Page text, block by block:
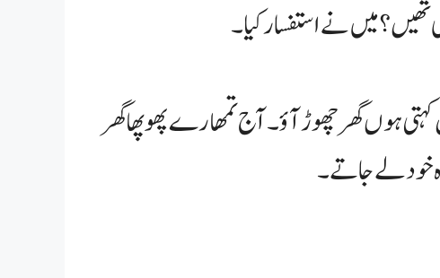
میں نے استفسار کیا۔
ہوں گھر چھوڑ آؤ۔ آج تمھارے پھوپھا گھر
خود لے جاتے۔